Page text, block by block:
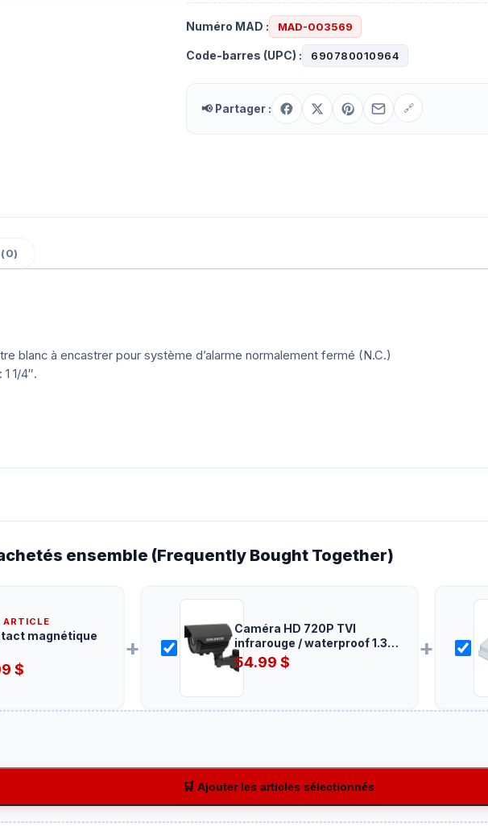
Numéro MAD : MAD-003569
Code-barres (UPC) : 690780010964
📢 Partager : 🔗
(0)
blanc à encastrer pour système d’alarme normalement fermé (N.C.)
1/4″.
ensemble (Frequently Bought Together)
ARTICLE
magnétique
$
+
Caméra HD 720P TVI
infrarouge / waterproof 1.3
MP
54.99$
+
🛒 Ajouter les articles sélectionnés